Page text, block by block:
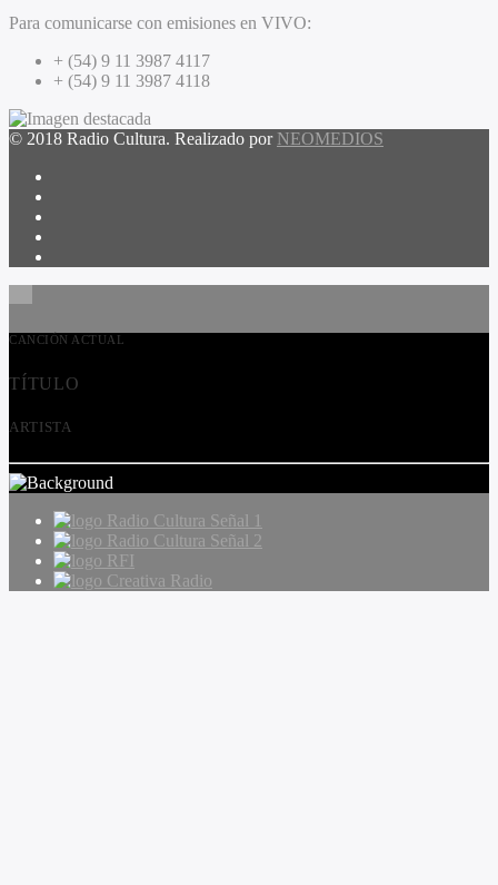
Para comunicarse con emisiones en VIVO:
+ (54) 9 11 3987 4117
+ (54) 9 11 3987 4118
© 2018 Radio Cultura. Realizado por NEOMEDIOS
CANCIÓN ACTUAL
TÍTULO
ARTISTA
Radio Cultura Señal 1
Radio Cultura Señal 2
RFI
Creativa Radio